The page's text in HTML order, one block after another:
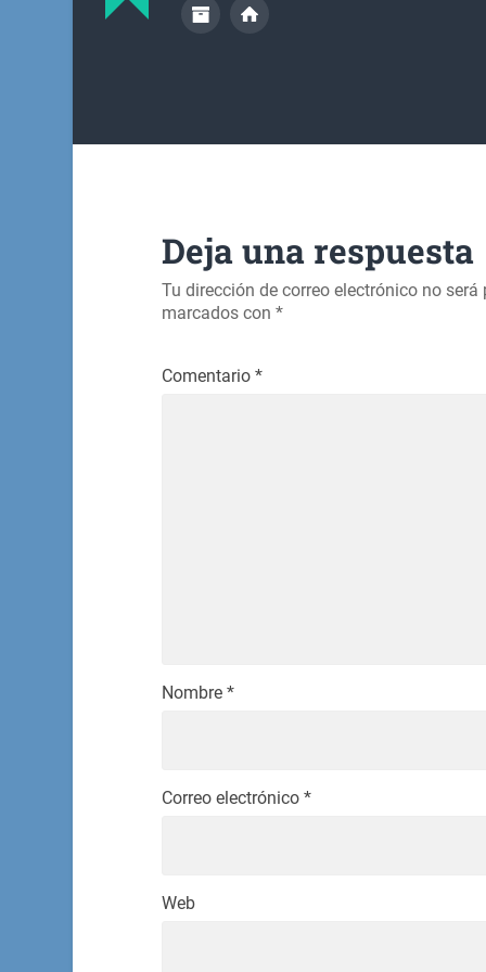
Deja una respuesta
Tu dirección de correo electrónico no será
marcados con *
Comentario *
Nombre *
Correo electrónico *
Web